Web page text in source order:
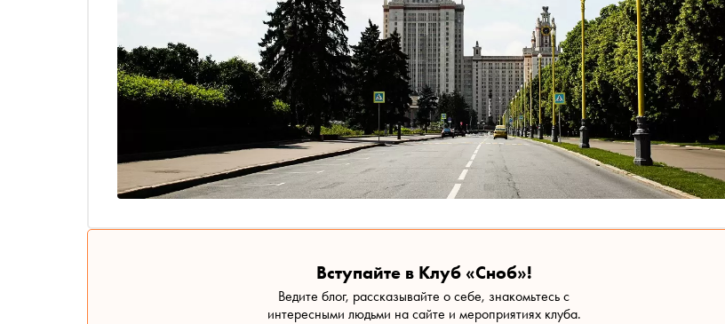
Вступайте в Клуб «Сноб»!
Ведите блог, рассказывайте о себе, знакомьтесь с
интересными людьми на сайте и мероприятиях клуба.